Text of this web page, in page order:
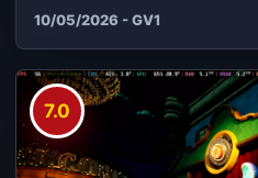
10/05/2026 - GV1
7.0